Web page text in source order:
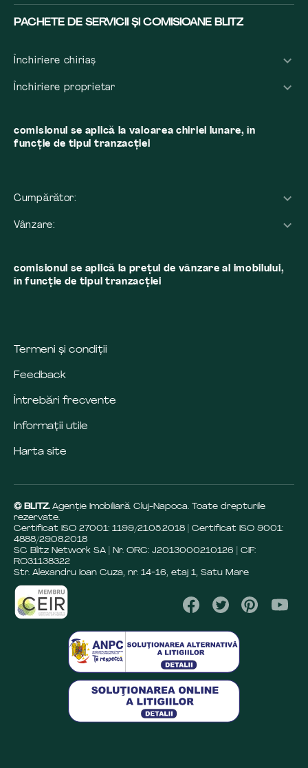
PACHETE DE SERVICII ȘI COMISIOANE BLITZ
Închiriere chiriaș
Închiriere proprietar
comisionul se aplică la valoarea chiriei lunare, în
funcție de tipul tranzacției
Cumpărător:
Vânzare:
comisionul se aplică la preţul de vânzare al imobilului,
în funcţie de tipul tranzacţiei
Termeni și condiții
Feedback
Întrebări frecvente
Informații utile
Harta site
© BLITZ. Agenție Imobiliară Cluj-Napoca. Toate drepturile
rezervate.
Certificat ISO 27001: 1199/21.05.2018 | Certificat ISO 9001:
4888/29.08.2018
SC Blitz Network SA | Nr. ORC: J2013000210126 | CIF:
RO31138322
Str. Alexandru Ioan Cuza, nr. 14-16, etaj 1, Satu Mare